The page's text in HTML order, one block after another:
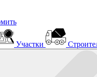
Участки